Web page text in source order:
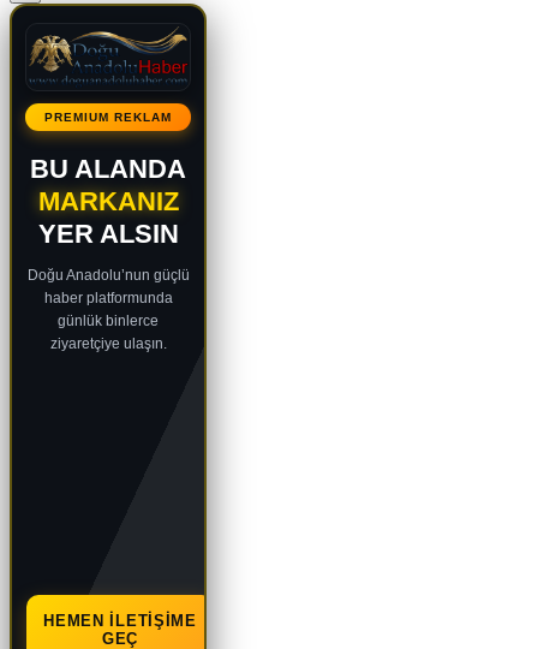
PREMIUM REKLAM
BU ALANDA
MARKANIZ
YER ALSIN
Doğu Anadolu’nun güçlü
haber platformunda
günlük binlerce
ziyaretçiye ulaşın.
HEMEN İLETIŞIME
GEÇ